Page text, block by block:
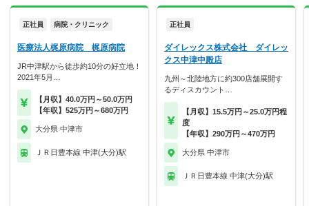
正社員 病院・クリニック
医療法人梶原病院 梶原病院
JR中津駅から徒歩約10分の好立地！
2021年5月…
【月収】40.0万円～50.0万円
【年収】525万円～680万円
大分県 中津市
ＪＲ日豊本線 中津(大分)駅
正社員
ダイレックス株式会社 ダイレッ
クス中津中殿店
九州～北陸地方に約300店舗展開す
るディスカウント…
【月収】15.5万円～25.0万円程
度
【年収】290万円～470万円
大分県 中津市
ＪＲ日豊本線 中津(大分)駅